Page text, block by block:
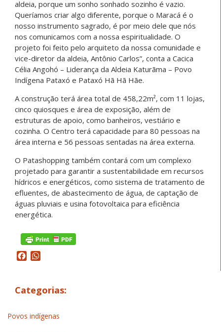
aldeia, porque um sonho sonhado sozinho é vazio.
Queríamos criar algo diferente, porque o Maracá é o
nosso instrumento sagrado, é por meio dele que nós
nos comunicamos com a nossa espiritualidade. O
projeto foi feito pelo arquiteto da nossa comunidade e
vice-diretor da aldeia, Antônio Carlos”, conta a Cacica
Célia Angohó – Liderança da Aldeia Katurãma – Povo
Indígena Pataxó e Pataxó Hã Hã Hãe.
A construção terá área total de 458,22m², com 11 lojas,
cinco quiosques e área de exposição, além de
estruturas de apoio, como banheiros, vestiário e
cozinha. O Centro terá capacidade para 80 pessoas na
área interna e 56 pessoas sentadas na área externa.
O Patashopping também contará com um complexo
projetado para garantir a sustentabilidade em recursos
hídricos e energéticos, como sistema de tratamento de
efluentes, de abastecimento de água, de captação de
águas pluviais e usina fotovoltaica para eficiência
energética.
Facebook
Categorias:
Povos indígenas